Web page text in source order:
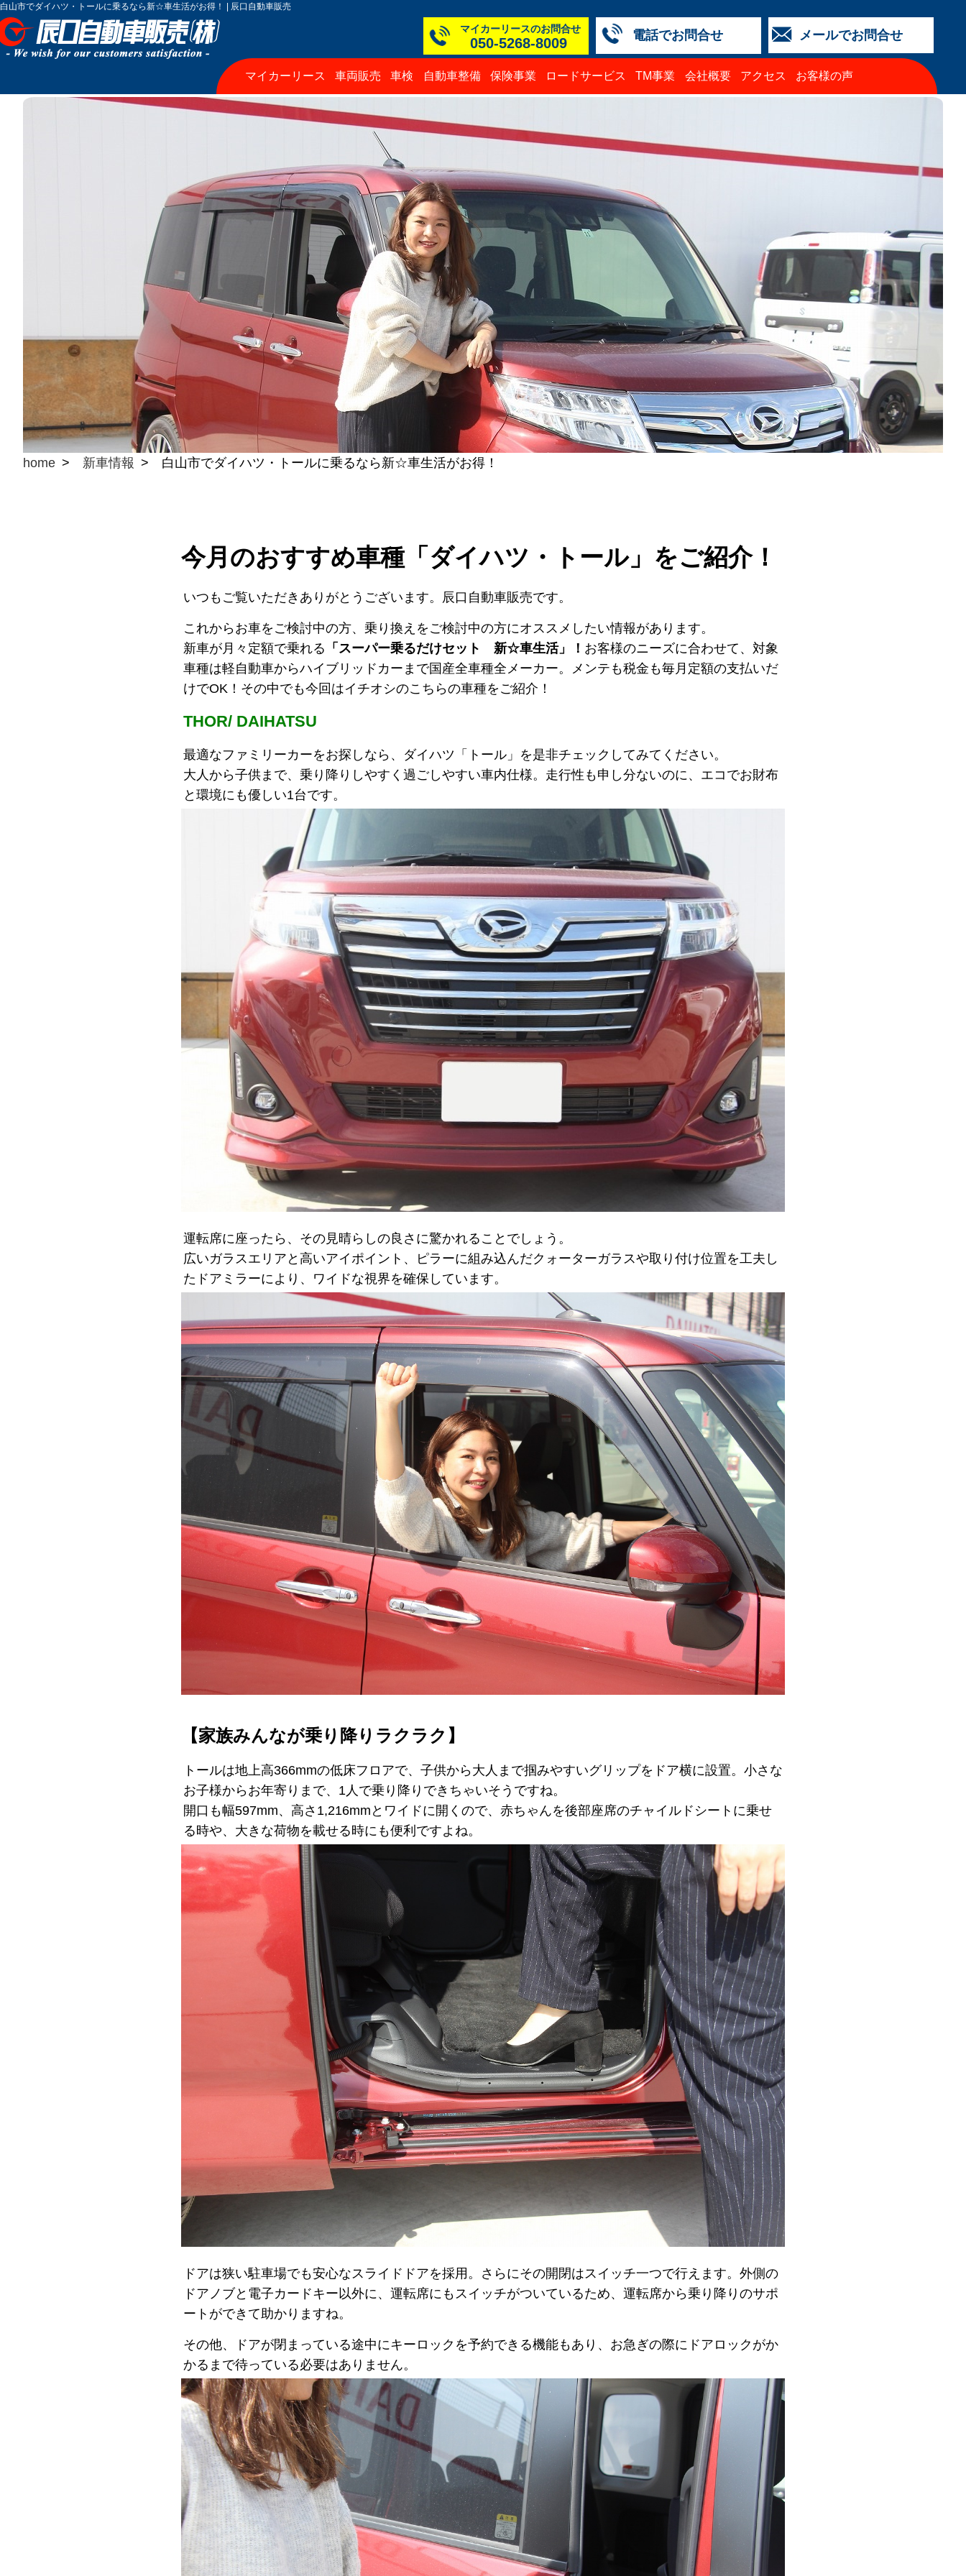
白山市でダイハツ・トールに乗るなら新☆車生活がお得！ | 辰口自動車販売
メールでお問合せ
電話でお問合せ
050-5264-4427
050-5268-8009
076-233-2318
076-255-0024
0776-33-2424
050-5264-4430
マイカーリースのお問合せ
050-5268-8009
マイカーリース 車両販売 車検 自動車整備 保険事業 ロードサービス TM事業 会社概要 アクセス お客様の声
home 新車情報 白山市でダイハツ・トールに乗るなら新☆車生活がお得！
今月のおすすめ車種「ダイハツ・トール」をご紹介！
いつもご覧いただきありがとうございます。辰口自動車販売です。
これからお車をご検討中の方、乗り換えをご検討中の方にオススメしたい情報があります。
新車が月々定額で乗れる 「スーパー乗るだけセット 新☆車生活」！ お客様のニーズに合わせて、対象
車種は軽自動車からハイブリッドカーまで国産全車種全メーカー。メンテも税金も毎月定額の支払いだ
けでOK！その中でも今回はイチオシのこちらの車種をご紹介！
THOR/ DAIHATSU
最適なファミリーカーをお探しなら、ダイハツ「トール」を是非チェックしてみてください。
大人から子供まで、乗り降りしやすく過ごしやすい車内仕様。走行性も申し分ないのに、エコでお財布
と環境にも優しい1台です。
運転席に座ったら、その見晴らしの良さに驚かれることでしょう。
広いガラスエリアと高いアイポイント、ピラーに組み込んだクォーターガラスや取り付け位置を工夫し
たドアミラーにより、ワイドな視界を確保しています。
【家族みんなが乗り降りラクラク】
トールは地上高366mmの低床フロアで、子供から大人まで掴みやすいグリップをドア横に設置。小さな
お子様からお年寄りまで、1人で乗り降りできちゃいそうですね。
開口も幅597mm、高さ1,216mmとワイドに開くので、赤ちゃんを後部座席のチャイルドシートに乗せ
る時や、大きな荷物を載せる時にも便利ですよね。
ドアは狭い駐車場でも安心なスライドドアを採用。さらにその開閉はスイッチ一つで行えます。外側の
ドアノブと電子カードキー以外に、運転席にもスイッチがついているため、運転席から乗り降りのサポ
ートができて助かりますね。
その他、ドアが閉まっている途中にキーロックを予約できる機能もあり、お急ぎの際にドアロックがか
かるまで待っている必要はありません。